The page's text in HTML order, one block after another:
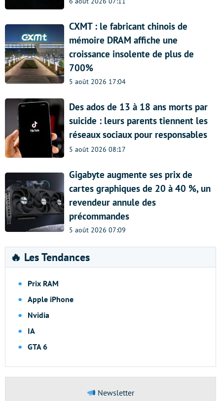
CXMT : le fabricant chinois de
mémoire DRAM affiche une
croissance insolente de plus de
700%
5 août 2026 17:04
Des ados de 13 à 18 ans morts par
suicide : leurs parents tiennent les
réseaux sociaux pour responsables
5 août 2026 08:17
Gigabyte augmente ses prix de
cartes graphiques de 20 à 40 %, un
revendeur annule des
précommandes
5 août 2026 07:09
🔥 Les Tendances
Prix RAM
Apple iPhone
Nvidia
IA
GTA 6
Newsletter